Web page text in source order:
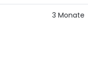
3 Monate